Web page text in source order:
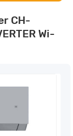
CH-
Wi-